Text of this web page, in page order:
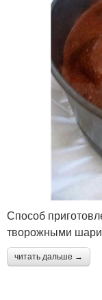
Способ
творожными
читать дальше →